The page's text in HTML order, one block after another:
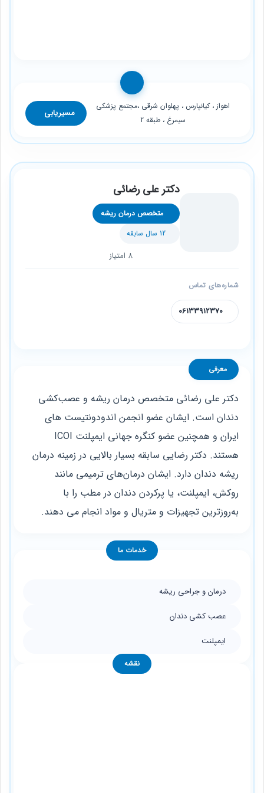
اهواز ، کیانپارس ، پهلوان شرقی ،مجتمع پزشکی
سیمرغ ، طبقه 2
مسیریابی
دکتر علی رضائی
متخصص درمان ریشه
12 سال سابقه
8 امتیاز
شماره‌های تماس
06133912370
معرفی
دکتر علی رضائی متخصص درمان ریشه و عصب‌کشی
دندان است. ایشان عضو انجمن اندودونتیست های
ایران و همچنین عضو کنگره جهانی ایمپلنت ICOI
هستند. دکتر رضایی سابقه بسیار بالایی در زمینه درمان
ریشه دندان دارد. ایشان درمان‌های ترمیمی مانند
روکش، ایمپلنت، یا پرکردن دندان در مطب را با
به‌روزترین تجهیزات و متریال و مواد انجام می دهند.
خدمات ما
درمان و جراحی ریشه
عصب کشی دندان
ایمپلنت
نقشه